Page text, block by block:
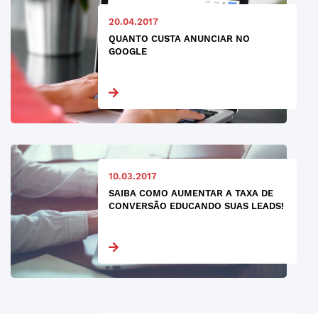
20.04.2017
QUANTO CUSTA ANUNCIAR NO
GOOGLE
10.03.2017
SAIBA COMO AUMENTAR A TAXA DE
CONVERSÃO EDUCANDO SUAS LEADS!